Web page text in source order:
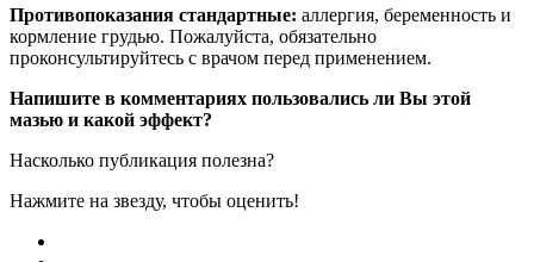
Противопоказания стандартные: аллергия, беременность и
кормление грудью. Пожалуйста, обязательно
проконсультируйтесь с врачом перед применением.
Напишите в комментариях пользовались ли Вы этой
мазью и какой эффект?
Насколько публикация полезна?
Нажмите на звезду, чтобы оценить!